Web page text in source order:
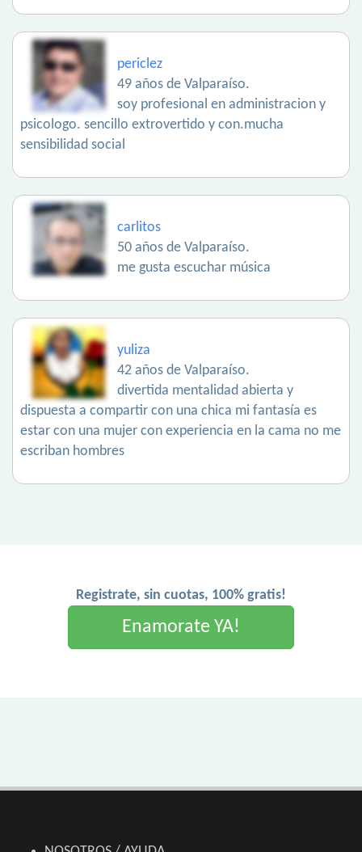
periclez
49 años de Valparaíso.
soy profesional en administracion y
psicologo. sencillo extrovertido y con.mucha
sensibilidad social
carlitos
50 años de Valparaíso.
me gusta escuchar música
yuliza
42 años de Valparaíso.
divertida mentalidad abierta y
dispuesta a compartir con una chica mi fantasía es
estar con una mujer con experiencia en la cama no me
escriban hombres
Registrate, sin cuotas, 100% gratis!
Enamorate YA!